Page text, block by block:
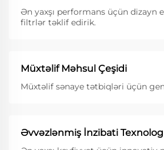
Ən yaxşı performans üçün dizayn
filtrlər təklif edirik.
Müxtəlif Məhsul Çeşidi
Müxtəlif sənaye tətbiqləri üçün
Əvvəzlənmiş İnzibati